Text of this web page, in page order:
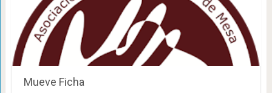
Mueve Ficha